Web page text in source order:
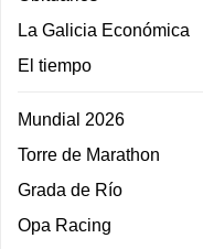
La Galicia Económica
El tiempo
Mundial 2026
Torre de Marathon
Grada de Río
Opa Racing